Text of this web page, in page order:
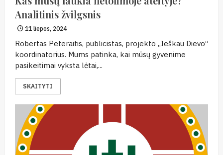
Analitinis žvilgsnis
11 liepos, 2024
Robertas Peteraitis, publicistas, projekto „Ieškau Dievo“
koordinatorius. Mums patinka, kai mūsų gyvenime
pasikeitimai vyksta lėtai,...
SKAITYTI